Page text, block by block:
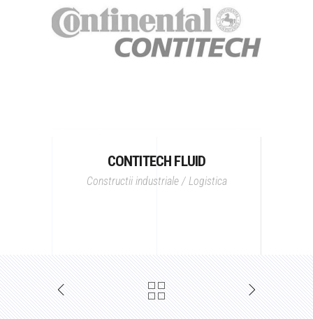
CONTITECH FLUID
Constructii industriale / Logistica